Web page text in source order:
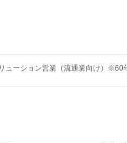
リューション営業（流通業向け）